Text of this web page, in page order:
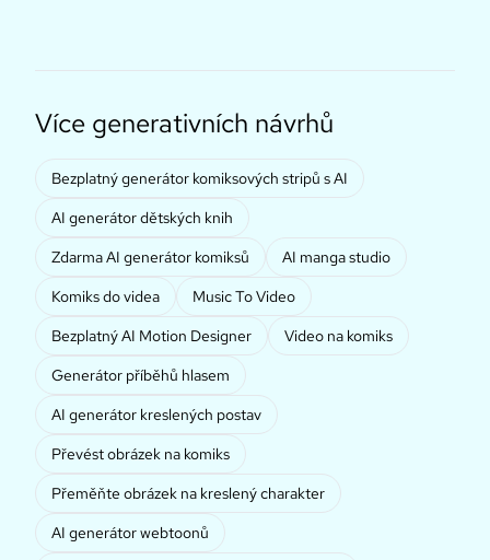
Více generativních návrhů
Bezplatný generátor komiksových stripů s AI
AI generátor dětských knih
Zdarma AI generátor komiksů
AI manga studio
Komiks do videa
Music To Video
Bezplatný AI Motion Designer
Video na komiks
Generátor příběhů hlasem
AI generátor kreslených postav
Převést obrázek na komiks
Přeměňte obrázek na kreslený charakter
AI generátor webtoonů